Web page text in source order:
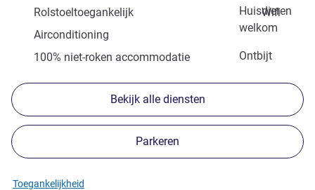
Huisdieren
welkom
Rolstoeltoegankelijk
Wifi
Airconditioning
Ontbijt
100% niet-roken accommodatie
Bekijk alle diensten
Parkeren
Toegankelijkheid